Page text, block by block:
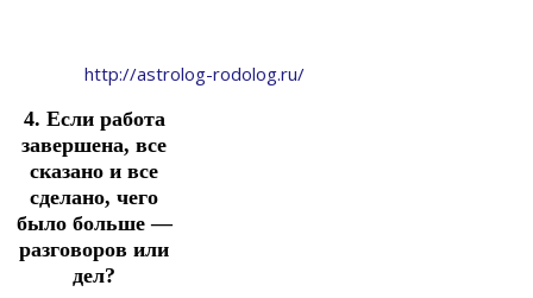
http://astrolog-rodolog.ru/
4. Если работа
завершена, все
сказано и все
сделано, чего
было больше —
разговоров или
дел?